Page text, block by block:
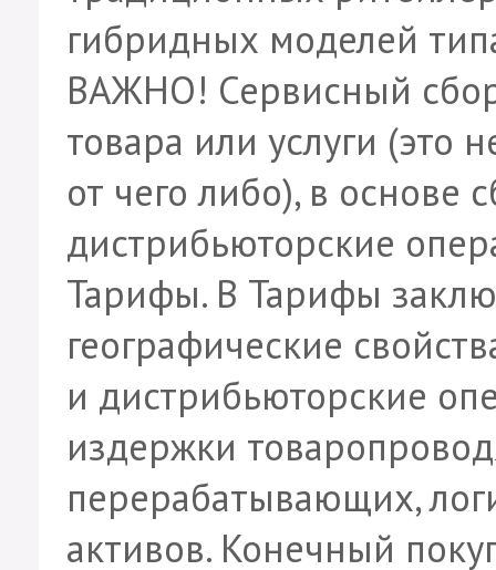
гибридных моделей
ВАЖНО! Сервисный
товара или услуги (это
от чего либо), в основе
дистрибьюторские
Тарифы. В Тарифы
географические
и дистрибьюторские
издержки
перерабатывающих,
активов. Конечный